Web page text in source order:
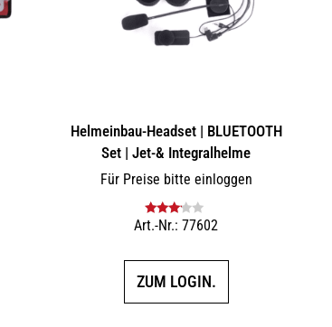
Helmeinbau-Headset | BLUETOOTH
Set | Jet-& Integralhelme
Für Preise bitte einloggen
Bewertet
von 5
Art.-Nr.: 77602
ZUM LOGIN.